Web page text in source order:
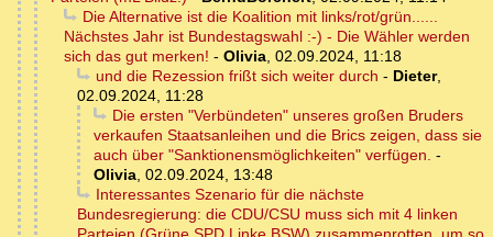
Die Alternative ist die Koalition mit links/rot/grün......
Nächstes Jahr ist Bundestagswahl :-) - Die Wähler werden
sich das gut merken! - Olivia, 02.09.2024, 11:18
und die Rezession frißt sich weiter durch - Dieter,
02.09.2024, 11:28
Die ersten "Verbündeten" unseres großen Bruders
verkaufen Staatsanleihen und die Brics zeigen, dass sie
auch über "Sanktionensmöglichkeiten" verfügen. -
Olivia, 02.09.2024, 13:48
Interessantes Szenario für die nächste
Bundesregierung: die CDU/CSU muss sich mit 4 linken